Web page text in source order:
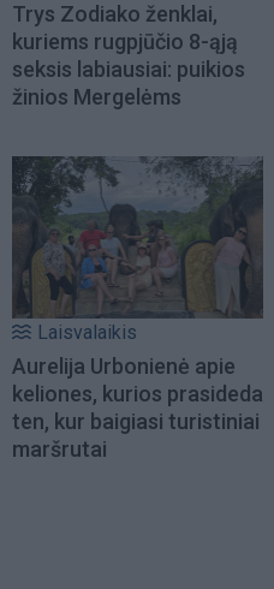
Trys Zodiako ženklai,
kuriems rugpjūčio 8-ąją
seksis labiausiai: puikios
žinios Mergelėms
Laisvalaikis
Aurelija Urbonienė apie
keliones, kurios prasideda
ten, kur baigiasi turistiniai
maršrutai